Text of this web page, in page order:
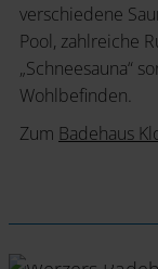
verschiedene
Pool, zahlreiche
„Schneesauna“
Wohlbefinden.
Zum Badehaus